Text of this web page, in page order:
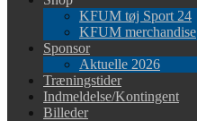
KFUM tøj Sport 24
KFUM merchandise
Sponsor
Aktuelle 2026
Træningstider
Indmeldelse/Kontingent
Billeder